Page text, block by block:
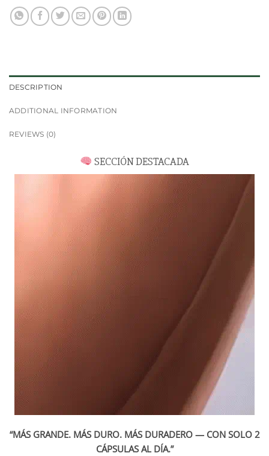
DESCRIPTION
ADDITIONAL INFORMATION
REVIEWS (0)
SECCIÓN DESTACADA
“MÁS GRANDE. MÁS DURO. MÁS DURADERO — CON SOLO 2
CÁPSULAS AL DÍA.”